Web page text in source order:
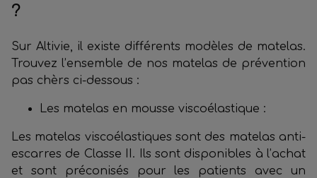
?
Sur Altivie, il existe différents modèles de matelas.
Trouvez l’ensemble de nos matelas de prévention
pas chèrs ci-dessous :
Les matelas en mousse viscoélastique :
Les matelas viscoélastiques sont des matelas anti-
escarres de Classe II. Ils sont disponibles à l’achat
et sont préconisés pour les patients avec un